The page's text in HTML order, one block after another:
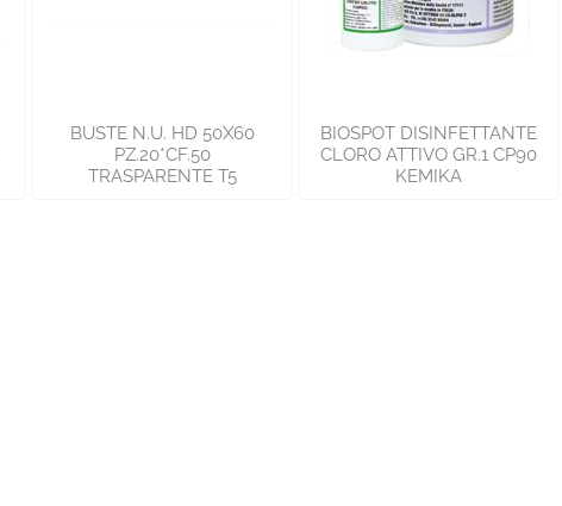
BUSTE N.U. HD 50X60
PZ.20*CF.50
TRASPARENTE T5
BIOSPOT DISINFETTANTE
CLORO ATTIVO GR.1 CP90
KEMIKA